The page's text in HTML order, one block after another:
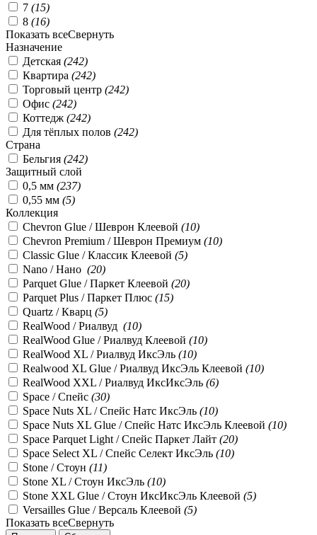
7 (15)
8 (16)
Показать всеСвернуть
Назначение
Детская (242)
Квартира (242)
Торговый центр (242)
Офис (242)
Коттедж (242)
Для тёплых полов (242)
Страна
Бельгия (242)
Защитный слой
0,5 мм (237)
0,55 мм (5)
Коллекция
Chevron Glue / Шеврон Клеевой (10)
Chevron Premium / Шеврон Премиум (10)
Classic Glue / Классик Клеевой (5)
Nano / Нано (20)
Parquet Glue / Паркет Клеевой (20)
Parquet Plus / Паркет Плюс (15)
Quartz / Кварц (5)
RealWood / Риалвуд (10)
RealWood Glue / Риалвуд Клеевой (10)
RealWood XL / Риалвуд ИксЭль (10)
Realwood XL Glue / Риалвуд ИксЭль Клеевой (10)
RealWood XXL / Риалвуд ИксИксЭль (6)
Space / Спейс (30)
Space Nuts XL / Спейс Натс ИксЭль (10)
Space Nuts XL Glue / Спейс Натс ИксЭль Клеевой (10)
Space Parquet Light / Спейс Паркет Лайт (20)
Space Select XL / Спейс Селект ИксЭль (10)
Stone / Стоун (11)
Stone XL / Стоун ИксЭль (10)
Stone XXL Glue / Стоун ИксИксЭль Клеевой (5)
Versailles Glue / Версаль Клеевой (5)
Показать всеСвернуть